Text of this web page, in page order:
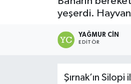
yeşerdi.
YAĞMUR CIN
EDITÖR
Şırnak’ın
Süper Lig Puan Durumu
Tüm Manşetler